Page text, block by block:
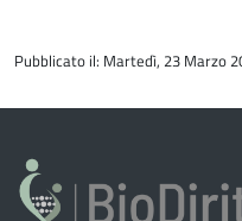
del
Pubblicato il: Martedì, 23 Marzo